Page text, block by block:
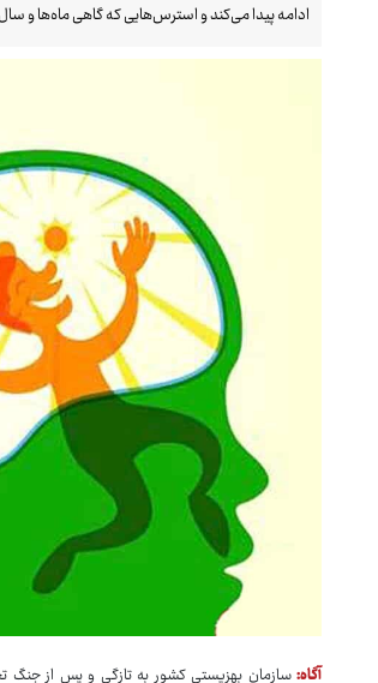
ادامه پیدا می‌کند و استرس‌هایی که گاهی ماه‌ها و
آگاه:سازمان بهزیستی کشور به تازگی و پس از جنگ